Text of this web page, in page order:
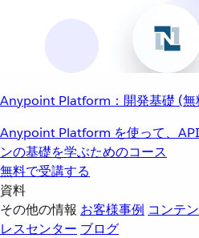
Anypoint Platform：開発基礎 (無
Anypoint Platform を使って、
ンの基礎を学ぶためのコース
無料で受講する
資料
その他の情報 お客様事例 コンテ
レスセンター ブログ